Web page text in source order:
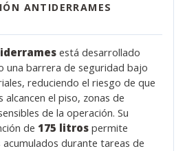
ANTIDERRAMES
está desarrollado
una barrera de seguridad bajo
reduciendo el riesgo de que
el piso, zonas de
de la operación. Su
de 175 litros permite
durante tareas de